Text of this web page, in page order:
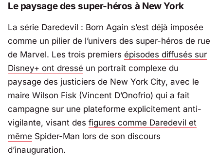
Le paysage des super-héros à New York
La série Daredevil : Born Again s’est déjà imposée
comme un pilier de l’univers des super-héros de rue
de Marvel. Les trois premiers épisodes diffusés sur
Disney+ ont dressé un portrait complexe du
paysage des justiciers de New York City, avec le
maire Wilson Fisk (Vincent D’Onofrio) qui a fait
campagne sur une plateforme explicitement anti-
vigilante, visant des figures comme Daredevil et
même Spider-Man lors de son discours
d’inauguration.